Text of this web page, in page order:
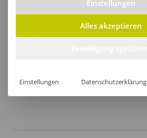
Stilvoller Saum
Bewegungsfreiheit.
Einstellungen
Alles akzeptieren
Einstellungen Datenschutzerklärung